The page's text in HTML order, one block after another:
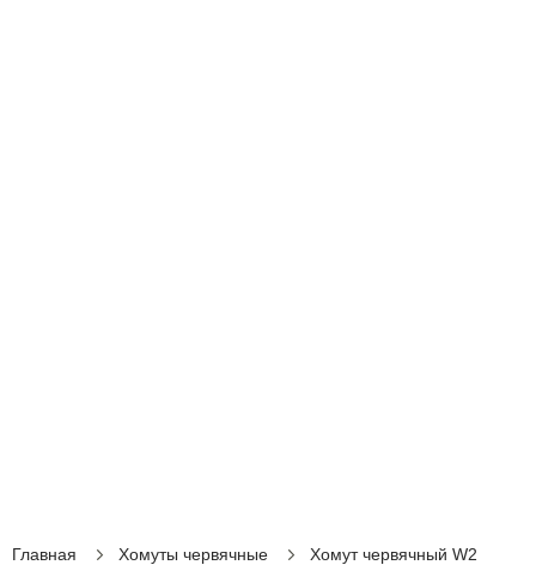
Главная Хомуты червячные Хомут червячный W2